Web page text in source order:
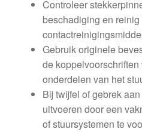
Controleer
beschadiging en
Gebruik originele
de
onderdelen van het
Bij twijfel of gebrek
uitvoeren door een
of stuursystemen te